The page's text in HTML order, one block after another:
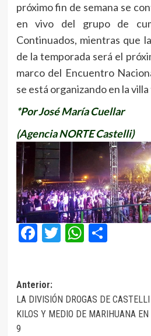
próximo fin de semana se
en vivo del grupo de
Continuados, mientras que
de la temporada será el
marco del Encuentro
se está organizando en la
*Por José María Cuellar
(Agencia NORTE Castelli)
Facebook
Twitter
Navegación
de
entradas
Anterior:
LA DIVISIÓN DROGAS DE
KILOS Y MEDIO DE MARIHUANA
9